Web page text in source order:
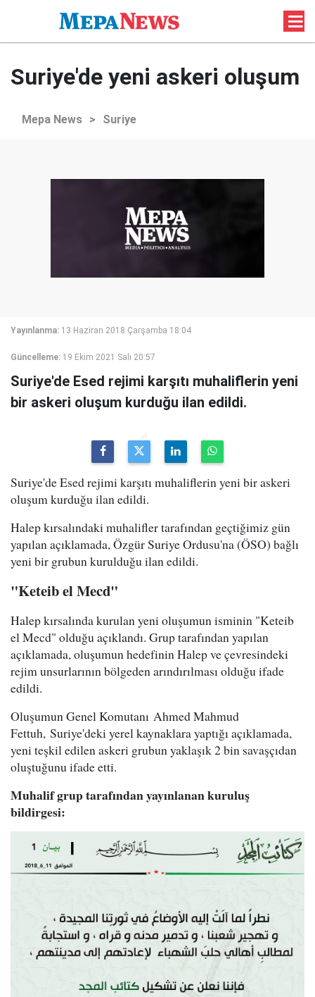
Suriye'de yeni askeri oluşum
Mepa News > Suriye
Yayınlanma: 13 Haziran 2018 Çarşamba 18:04
Güncelleme: 19 Ekim 2021 Salı 20:57
Suriye'de Esed rejimi karşıtı muhaliflerin yeni
bir askeri oluşum kurduğu ilan edildi.
Suriye'de Esed rejimi karşıtı muhaliflerin yeni bir askeri
oluşum kurduğu ilan edildi.
Halep kırsalındaki muhalifler tarafından geçtiğimiz gün
yapılan açıklamada, Özgür Suriye Ordusu'na (ÖSO) bağlı
yeni bir grubun kurulduğu ilan edildi.
"Keteib el Mecd"
Halep kırsalında kurulan yeni oluşumun isminin "Keteib
el Mecd" olduğu açıklandı. Grup tarafından yapılan
açıklamada, oluşumun hedefinin Halep ve çevresindeki
rejim unsurlarının bölgeden arındırılması olduğu ifade
edildi.
Oluşumun Genel Komutanı Ahmed Mahmud
Fettuh, Suriye'deki yerel kaynaklara yaptığı açıklamada,
yeni teşkil edilen askeri grubun yaklaşık 2 bin savaşçıdan
oluştuğunu ifade etti.
Muhalif grup tarafından yayınlanan kuruluş
bildirgesi: